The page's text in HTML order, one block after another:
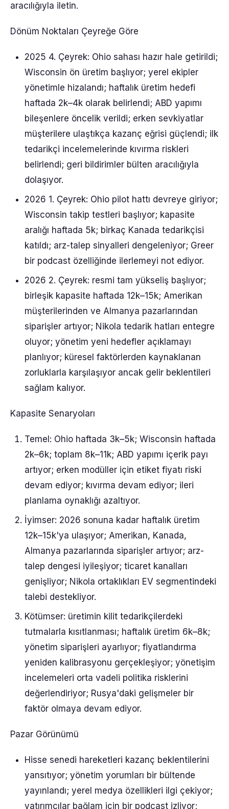
aracılığıyla iletin.
Dönüm Noktaları Çeyreğe Göre
2025 4. Çeyrek: Ohio sahası hazır hale getirildi;
Wisconsin ön üretim başlıyor; yerel ekipler
yönetimle hizalandı; haftalık üretim hedefi
haftada 2k–4k olarak belirlendi; ABD yapımı
bileşenlere öncelik verildi; erken sevkiyatlar
müşterilere ulaştıkça kazanç eğrisi güçlendi; ilk
tedarikçi incelemelerinde kıvırma riskleri
belirlendi; geri bildirimler bülten aracılığıyla
dolaşıyor.
2026 1. Çeyrek: Ohio pilot hattı devreye giriyor;
Wisconsin takip testleri başlıyor; kapasite
aralığı haftada 5k; birkaç Kanada tedarikçisi
katıldı; arz-talep sinyalleri dengeleniyor; Greer
bir podcast özelliğinde ilerlemeyi not ediyor.
2026 2. Çeyrek: resmi tam yükseliş başlıyor;
birleşik kapasite haftada 12k–15k; Amerikan
müşterilerinden ve Almanya pazarlarından
siparişler artıyor; Nikola tedarik hatları entegre
oluyor; yönetim yeni hedefler açıklamayı
planlıyor; küresel faktörlerden kaynaklanan
zorluklarla karşılaşıyor ancak gelir beklentileri
sağlam kalıyor.
Kapasite Senaryoları
Temel: Ohio haftada 3k–5k; Wisconsin haftada
2k–6k; toplam 8k–11k; ABD yapımı içerik payı
artıyor; erken modüller için etiket fiyatı riski
devam ediyor; kıvırma devam ediyor; ileri
planlama oynaklığı azaltıyor.
İyimser: 2026 sonuna kadar haftalık üretim
12k–15k'ya ulaşıyor; Amerikan, Kanada,
Almanya pazarlarında siparişler artıyor; arz-
talep dengesi iyileşiyor; ticaret kanalları
genişliyor; Nikola ortaklıkları EV segmentindeki
talebi destekliyor.
Kötümser: üretimin kilit tedarikçilerdeki
tutmalarla kısıtlanması; haftalık üretim 6k–8k;
yönetim siparişleri ayarlıyor; fiyatlandırma
yeniden kalibrasyonu gerçekleşiyor; yönetişim
incelemeleri orta vadeli politika risklerini
değerlendiriyor; Rusya'daki gelişmeler bir
faktör olmaya devam ediyor.
Pazar Görünümü
Hisse senedi hareketleri kazanç beklentilerini
yansıtıyor; yönetim yorumları bir bültende
yayınlandı; yerel medya özellikleri ilgi çekiyor;
yatırımcılar bağlam için bir podcast izliyor;